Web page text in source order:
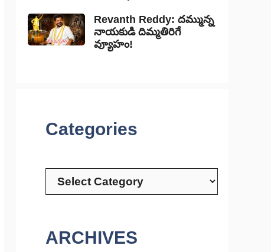
Revanth Reddy: దమ్మున్న
నాయకుడి దిమ్మతిరిగే
వ్యూహం!
Categories
ARCHIVES